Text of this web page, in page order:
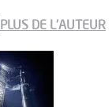
PLUS DE L'AUTEUR